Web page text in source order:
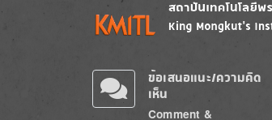
ข้อเสนอแนะ/ความคิด
เห็น
Comment &